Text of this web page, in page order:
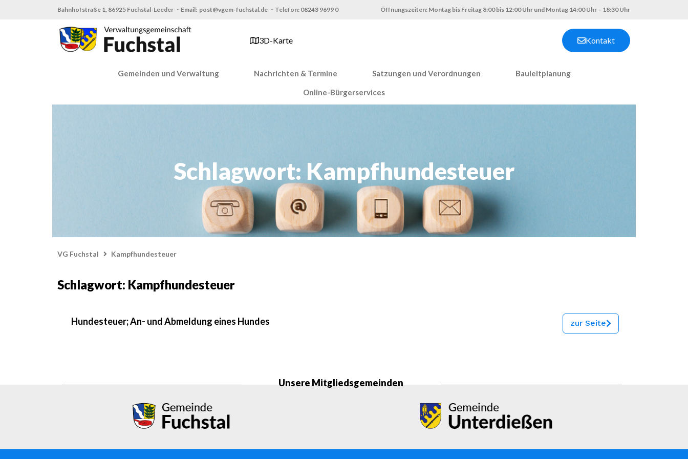
Bahnhofstraße 1, 86925 Fuchstal-Leeder ・Email: post@vgem-fuchstal.de ・Telefon: 08243 9699 0 Öffnungszeiten: Montag bis Freitag 8:00 bis 12:00 Uhr und Montag 14:00 Uhr – 18:30 Uhr
3D-Karte Kontakt
Gemeinden und Verwaltung Nachrichten & Termine Satzungen und Verordnungen Bauleitplanung
Online-Bürgerservices
Schlagwort: Kampfhundesteuer
VG Fuchstal Kampfhundesteuer
Schlagwort: Kampfhundesteuer
Hundesteuer; An- und Abmeldung eines Hundes zur Seite
Unsere Mitgliedsgemeinden